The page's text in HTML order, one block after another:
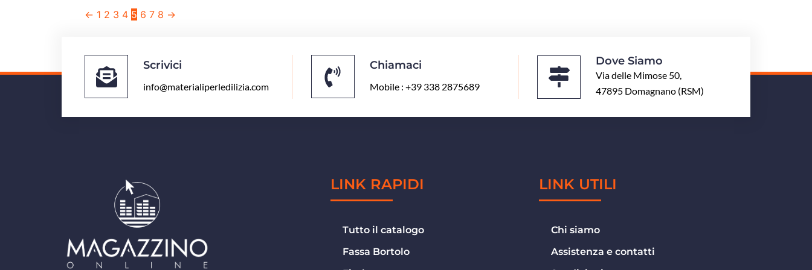
← 1 2 3 4 5 6 7 8 →
Scrivici
info@materialiperledilizia.com
Chiamaci
Mobile : +39 338 2875689
Dove Siamo
Via delle Mimose 50,
47895 Domagnano (RSM)
LINK RAPIDI
Tutto il catalogo
Fassa Bortolo
LINK UTILI
Chi siamo
Assistenza e contatti